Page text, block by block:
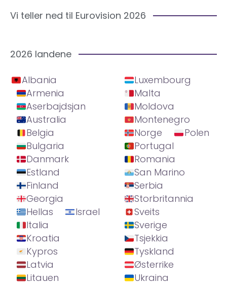
Vi teller ned til Eurovision 2026
2026 landene
Albania
Armenia
Aserbajdsjan
Australia
Belgia
Bulgaria
Danmark
Estland
Finland
Georgia
Hellas
Israel
Italia
Kroatia
Kypros
Latvia
Litauen
Luxembourg
Malta
Moldova
Montenegro
Norge
Polen
Portugal
Romania
San Marino
Serbia
Storbritannia
Sveits
Sverige
Tsjekkia
Tyskland
Østerrike
Ukraina